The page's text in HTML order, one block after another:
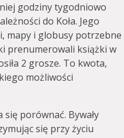
godziny tygodniowo
do Koła. Jego
mapy i globusy potrzebne
prenumerowali książki w
2 grosze. To kwota,
możliwości
się porównać. Bywały
się przy życiu